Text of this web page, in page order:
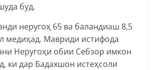
буд.
неругоҳ 65 ва баландиаш 8,5
медиҳад. Мавриди истифода
Неругоҳи обии Себзор имкон
ки дар Бадахшон истеҳсоли